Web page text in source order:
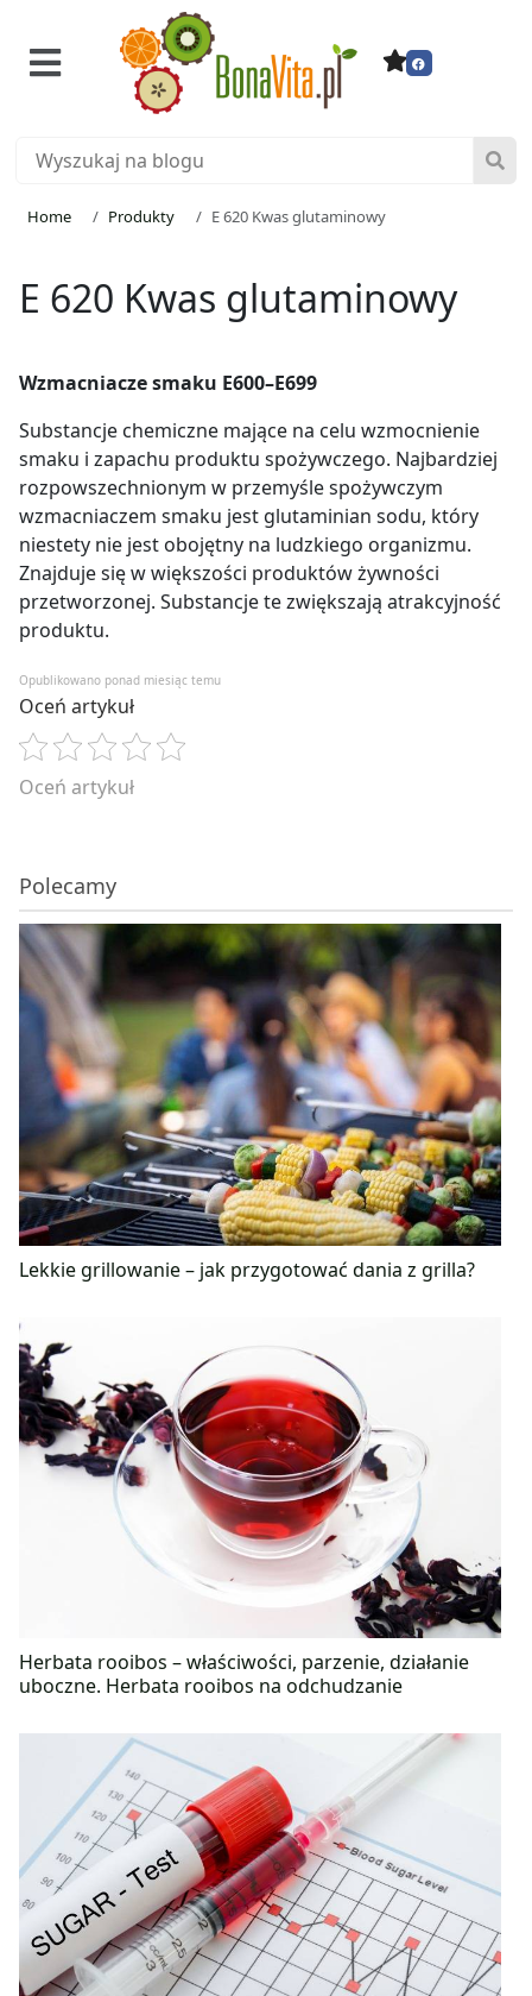
Home Produkty E 620 Kwas glutaminowy
E 620 Kwas glutaminowy
Wzmacniacze smaku E600–E699
Substancje chemiczne mające na celu wzmocnienie
smaku i zapachu produktu spożywczego. Najbardziej
rozpowszechnionym w przemyśle spożywczym
wzmacniaczem smaku jest glutaminian sodu, który
niestety nie jest obojętny na ludzkiego organizmu.
Znajduje się w większości produktów żywności
przetworzonej. Substancje te zwiększają atrakcyjność
produktu.
Opublikowano ponad miesiąc temu
Oceń artykuł
Oceń artykuł
Polecamy
Lekkie grillowanie – jak przygotować dania z grilla?
Herbata rooibos – właściwości, parzenie, działanie
uboczne. Herbata rooibos na odchudzanie